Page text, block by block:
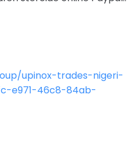
upinox-trades-nigeri-
e971-46c8-84ab-